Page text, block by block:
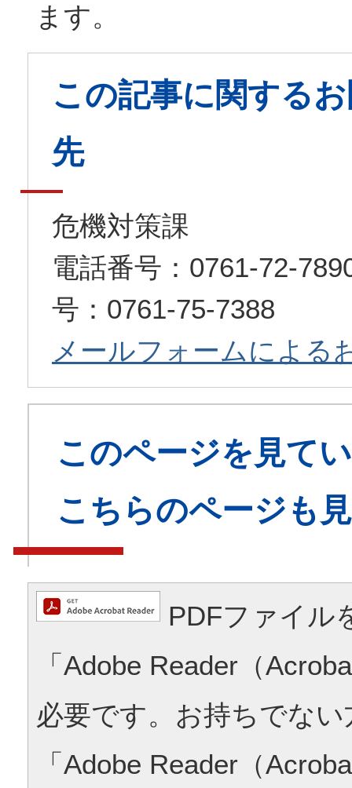
ます。
この記事に関する
先
危機対策課
電話番号：0761-72-
号：0761-75-7388
メールフォームによる
このページを見て
こちらのページも
PDFファイル
「Adobe Reader（
必要です。お持ちでな
「Adobe Reader（